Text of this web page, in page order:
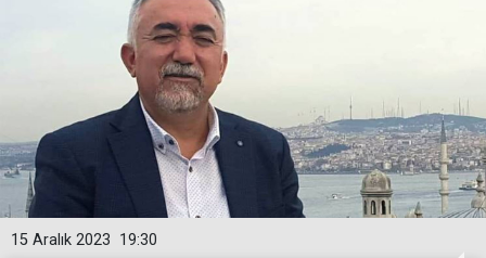
19:30
15 Aralık 2023